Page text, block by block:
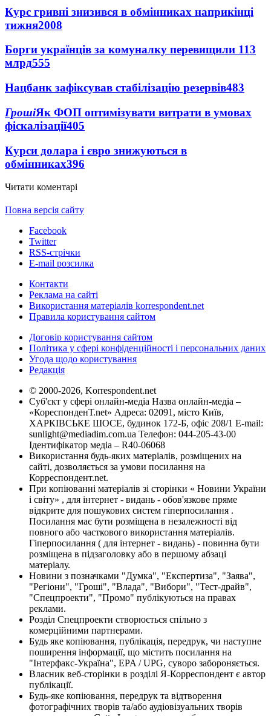
Курс гривні знизився в обмінниках наприкінці
тижня2008
Борги українців за комуналку перевищили 113
млрд555
Нацбанк зафіксував стабілізацію резервів483
ГрошіЯк ФОП оптимізувати витрати в умовах
фіскалізації405
Курси долара і євро знижуються в
обмінниках396
Читати коментарі
Повна версія сайту
Facebook
Twitter
RSS-стрічки
E-mail розсилка
Контакти
Реклама на сайті
Використання матеріалів korrespondent.net
Правила користування сайтом
Договір користування сайтом
Політика у сфері конфіденційності і персональних даних
Угода щодо користування
Редакція
© 2000-2026, Korrespondent.net
Суб'єкт у сфері онлайн-медіа Назва онлайн-медіа –
«КореспонденТ.net» Адреса: 02091, місто Київ,
ХАРКІВСЬКЕ ШОСЕ, будинок 172-Б, офіс 208/1 E-mail:
sunlight@mediadim.com.ua Телефон: 044-205-43-00
Ідентифікатор медіа – R40-06068
Використання будь-яких матеріалів, розміщених на
сайті, дозволяється за умови посилання на
Корреспондент.net.
При копіюванні матеріалів зі сторінки « Новини України
і світу» , для інтернет - видань - обов'язкове пряме
відкрите для пошукових систем гіперпосилання .
Посилання має бути розміщена в незалежності від
повного або часткового використання матеріалів.
Гіперпосилання ( для інтернет - видань) - повинна бути
розміщена в підзаголовку або в першому абзаці
матеріалу.
Новини з позначками "Думка", "Експертиза", "Заява",
"Регіони", "Гроші", "Влада", "Вибори", "Тест-драйв",
"Спецпроекти", "Промо" публікуються на правах
реклами.
Розділ Спецпроекти створюється спільно з
комерційними партнерами.
Будь яке копіювання, публікація, передрук, чи наступне
поширення інформації, що містить посилання на
"Інтерфакс-Україна", EPA / UPG, суворо забороняється.
Власник веб-сторінки в розділі Я-Корреспондент є автор
публікації.
Будь-яке копіювання, передрук та відтворення
фотографічних творів та/або аудіовізуальних творів